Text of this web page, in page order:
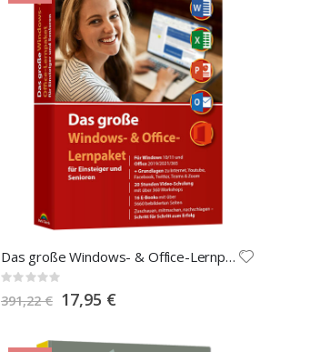
Das große Windows- & Office-Lernpaket für Einsteiger und Senioren
Rating:
0%
391,22 € Special
Price
17,95 €